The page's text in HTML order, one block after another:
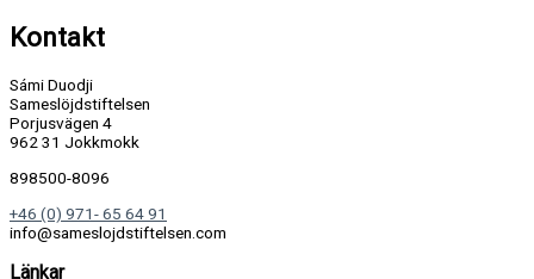
Kontakt
Sámi Duodji
Sameslöjdstiftelsen
Porjusvägen 4
962 31 Jokkmokk
898500-8096
+46 (0) 971- 65 64 91
info@sameslojdstiftelsen.com
Länkar